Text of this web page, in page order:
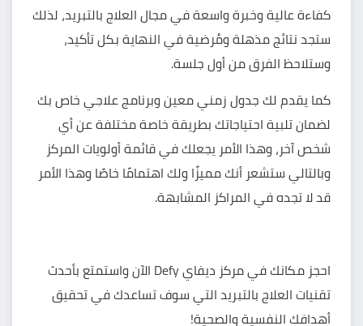
كفاءة عالية وخبرة واسعة في مجال العلاج بالتبريد، لذلك
ستجد نتائج مذهلة ومُرضية في النهاية بكل تأكيد،
وستلاحظ الفرق من أول جلسة.
كما يقدم لك جدول زمني معين وبرنامج علاجي خاص بك
لضمان تلبية احتياجاتك بطريقة خاصة مختلفة عن أي
شخص آخر، وهذا الأمر يجعلك في قائمة أولويات المركز
وبالتالي ستشعر أنك مميزًا ولك اهتمامًا خاصًا وهذا الأمر
قد لا تجده في المراكز المشابهة.
احجز مكانك في مركز ديفاي Defy الآن واستمتع بأحدث
تقنيات العلاج بالتبريد التي سوف تساعدك في تحقيق
أهدافك النفسية والصحية!